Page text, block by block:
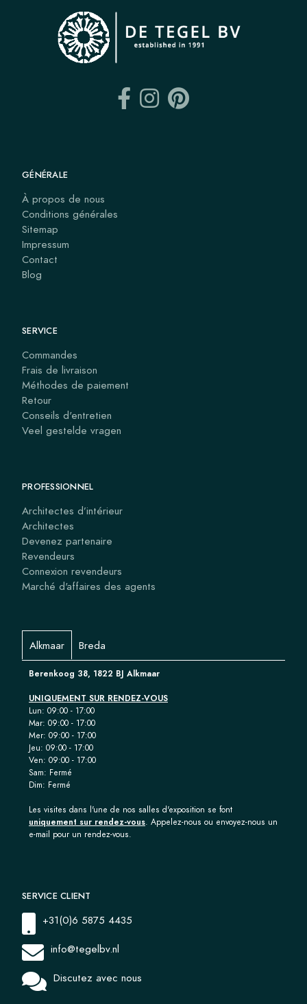
GÉNÉRALE
À propos de nous
Conditions générales
Sitemap
Impressum
Contact
Blog
SERVICE
Commandes
Frais de livraison
Méthodes de paiement
Retour
Conseils d'entretien
Veel gestelde vragen
PROFESSIONNEL
Architectes d’intérieur
Architectes
Devenez partenaire
Revendeurs
Connexion revendeurs
Marché d'affaires des agents
Alkmaar Breda
Berenkoog 38, 1822 BJ Alkmaar
UNIQUEMENT SUR RENDEZ-VOUS
Lun: 09:00 - 17:00
Mar: 09:00 - 17:00
Mer: 09:00 - 17:00
Jeu: 09:00 - 17:00
Ven: 09:00 - 17:00
Sam: Fermé
Dim: Fermé
Les visites dans l'une de nos salles d'exposition se font
uniquement sur rendez-vous. Appelez-nous ou envoyez-nous un
e-mail pour un rendez-vous.
SERVICE CLIENT
+31(0)6 5875 4435
info@tegelbv.nl
Discutez avec nous